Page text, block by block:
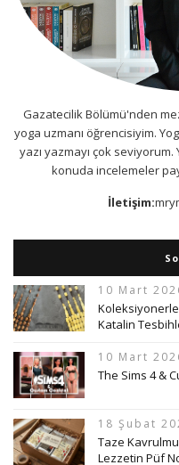
Gazatecilik Bölümü'nden
yoga uzmanı öğrencisiyim.
yazı yazmayı çok
konuda incelemeler
İletişim:
10 Mart
Katalin
10 Mart
The Sims 4 &
18 Şubat
Taze
Lezzetin Püf